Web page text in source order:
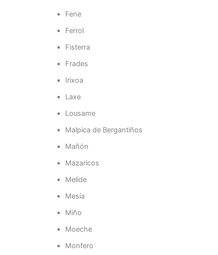
Fene
Ferrol
Fisterra
Frades
Irixoa
Laxe
Lousame
Malpica de Bergantiños
Mañón
Mazaricos
Melide
Mesía
Miño
Moeche
Monfero